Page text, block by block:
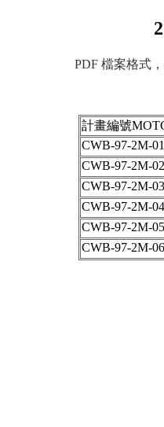
PDF 檔案格式
計畫編號
CWB-97-2M-01
CWB-97-2M-02
CWB-97-2M-03
CWB-97-2M-04
CWB-97-2M-05
CWB-97-2M-06